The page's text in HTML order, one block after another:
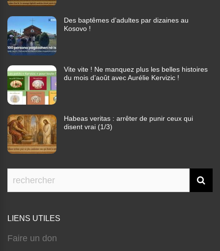
Des baptêmes d’adultes par dizaines au
Kosovo !
Vite vite ! Ne manquez plus les belles histoires
du mois d’août avec Aurélie Kervizic !
Habeas veritas : arrêter de punir ceux qui
disent vrai (1/3)
LIENS UTILES
Faire un don